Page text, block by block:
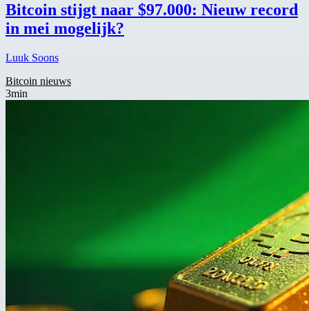
Bitcoin stijgt naar $97.000: Nieuw record
in mei mogelijk?
Luuk Soons
Bitcoin nieuws
3min